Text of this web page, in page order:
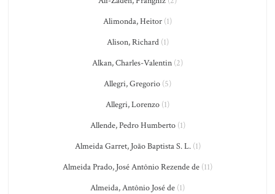
Alimonda, Heitor (1)
Alison, Richard(1)
Alkan, Charles-Valentin (2)
Allegri, Gregorio (5)
Allegri, Lorenzo (1)
Allende, Pedro Humberto(1)
Almeida Garret, João Baptista S. L.(1)
Almeida Prado, José Antônio Rezende de (11)
Almeida, Antônio José de (1)